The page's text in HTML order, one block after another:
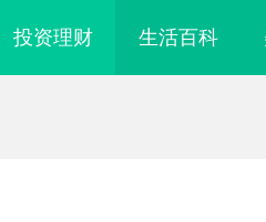
投资理财 生活百科